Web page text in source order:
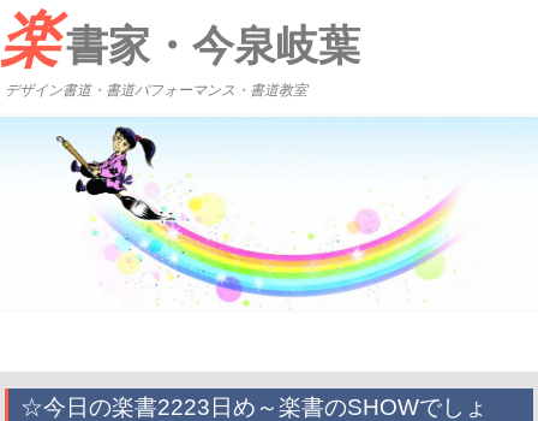
楽書家・今泉岐葉
デザイン書道・書道パフォーマンス・書道教室
☆今日の楽書2223日め～楽書のSHOWでしょ